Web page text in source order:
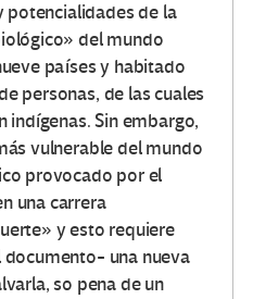
potencialidades de la
del mundo
países y habitado
personas, de las cuales
indígenas. Sin embargo,
vulnerable del mundo
provocado por el
una carrera
y esto requiere
una nueva
so pena de un